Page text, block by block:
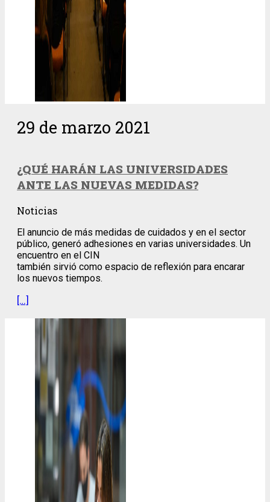
29 de marzo 2021
¿QUÉ HARÁN LAS UNIVERSIDADES
ANTE LAS NUEVAS MEDIDAS?
Noticias
El anuncio de más medidas de cuidados y en el sector
público, generó adhesiones en varias universidades. Un
encuentro en el CIN
también sirvió como espacio de reflexión para encarar
los nuevos tiempos.
[…]